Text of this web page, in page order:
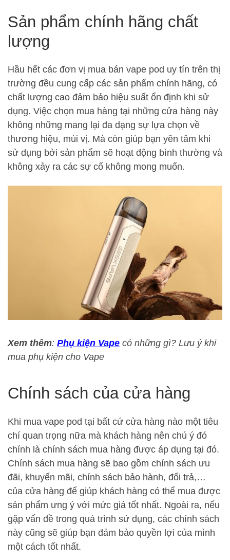
Sản phẩm chính hãng chất
lượng
Hầu hết các đơn vị mua bán vape pod uy tín trên thị
trường đều cung cấp các sản phẩm chính hãng, có
chất lượng cao đảm bảo hiệu suất ổn định khi sử
dụng. Việc chọn mua hàng tại những cửa hàng này
không những mang lại đa dạng sự lựa chọn về
thương hiệu, mùi vị. Mà còn giúp bạn yên tâm khi
sử dụng bởi sản phẩm sẽ hoạt động bình thường và
không xảy ra các sự cố không mong muốn.
Xem thêm: Phụ kiện Vape có những gì? Lưu ý khi
mua phụ kiện cho Vape
Chính sách của cửa hàng
Khi mua vape pod tại bất cứ cửa hàng nào một tiêu
chí quan trọng nữa mà khách hàng nên chú ý đó
chính là chính sách mua hàng được áp dụng tại đó.
Chính sách mua hàng sẽ bao gồm chính sách ưu
đãi, khuyến mãi, chính sách bảo hành, đổi trả,…
của cửa hàng để giúp khách hàng có thể mua được
sản phẩm ưng ý với mức giá tốt nhất. Ngoài ra, nếu
gặp vấn đề trong quá trình sử dụng, các chính sách
này cũng sẽ giúp bạn đảm bảo quyền lợi của mình
một cách tốt nhất.